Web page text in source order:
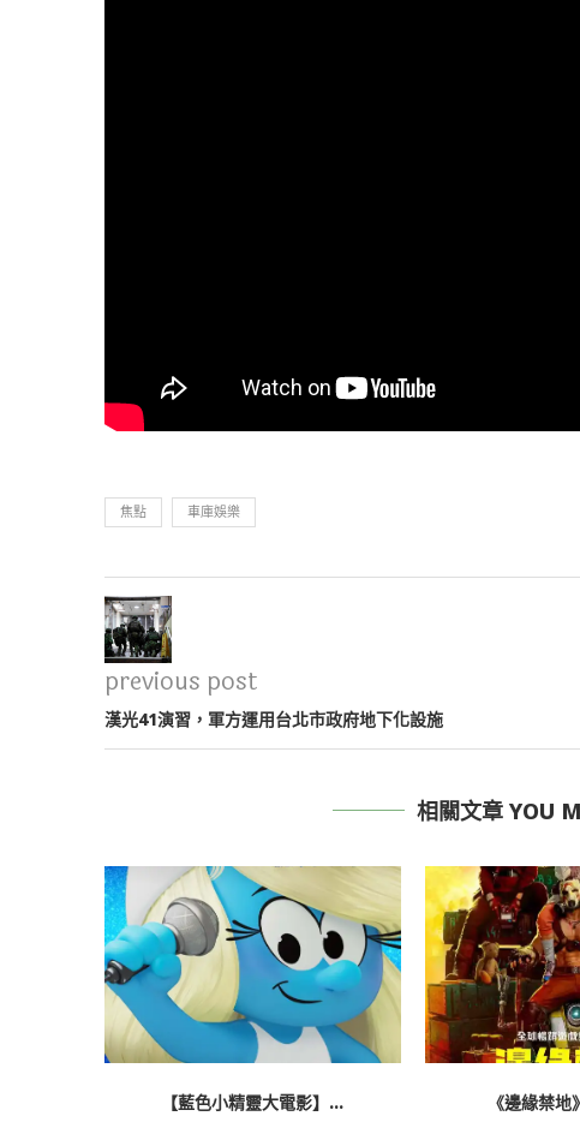
焦點 車庫娛樂
previous post
漢光41演習，軍方運用台北市政府地下化設施
相關文章 YOU
【藍色小精靈大電影】... 《邊緣禁